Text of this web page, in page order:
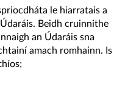
le hiarratais a
Beidh cruinnithe
an Údaráis sna
amach romhainn. Is